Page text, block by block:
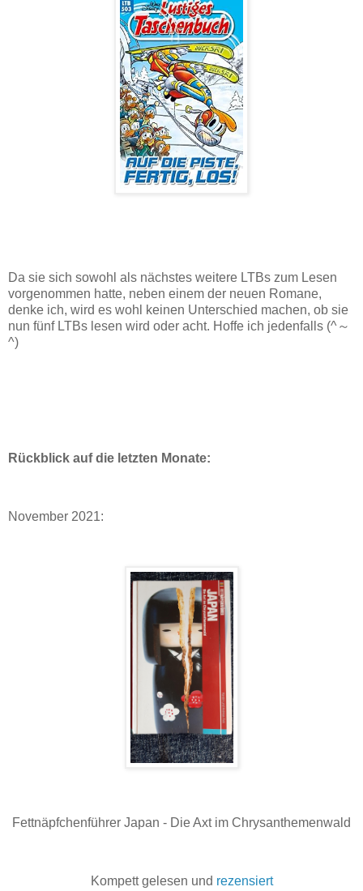
Da sie sich sowohl als nächstes weitere LTBs zum Lesen
vorgenommen hatte, neben einem der neuen Romane,
denke ich, wird es wohl keinen Unterschied machen, ob sie
nun fünf LTBs lesen wird oder acht. Hoffe ich jedenfalls (^～
^)
Rückblick auf die letzten Monate:
November 2021:
Fettnäpfchenführer Japan - Die Axt im Chrysanthemenwald
Kompett gelesen und rezensiert